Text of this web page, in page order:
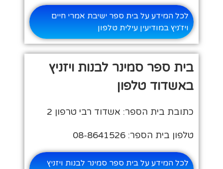
לכל המידע על בית ספר ישיבת אמרי חיים
ויז'ניץ במודיעין עילית טלפון
בית ספר סמינר לבנות ויזניץ
באשדוד טלפון
כתובת בית הספר: אשדוד רבי טרפון 2
טלפון בית הספר: 08-8641526
לכל המידע על בית ספר סמינר לבנות ויזניץ